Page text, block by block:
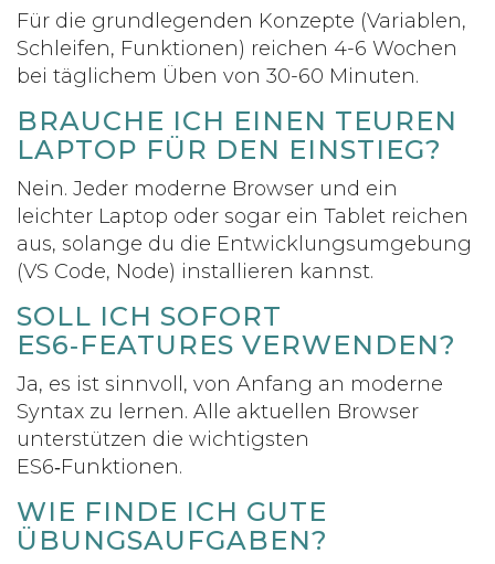
Für die grundlegenden Konzepte (Variablen,
Schleifen, Funktionen) reichen 4-6 Wochen
bei täglichem Üben von 30-60 Minuten.
BRAUCHE ICH EINEN TEUREN
LAPTOP FÜR DEN EINSTIEG?
Nein. Jeder moderne Browser und ein
leichter Laptop oder sogar ein Tablet reichen
aus, solange du die Entwicklungsumgebung
(VS Code, Node) installieren kannst.
SOLL ICH SOFORT
ES6‑FEATURES VERWENDEN?
Ja, es ist sinnvoll, von Anfang an moderne
Syntax zu lernen. Alle aktuellen Browser
unterstützen die wichtigsten
ES6‑Funktionen.
WIE FINDE ICH GUTE
ÜBUNGSAUFGABEN?